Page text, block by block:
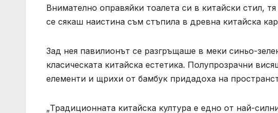
Внимателно оправяйки тоалета си в китайски стил,
се сякаш наистина съм стъпила в древна китайска
Зад нея павилионът се разгръщаше в меки синьо-
класическата китайска естетика. Полупрозрачни
елементи и щрихи от бамбук придадоха на
„Традиционната китайска култура е едно от най-